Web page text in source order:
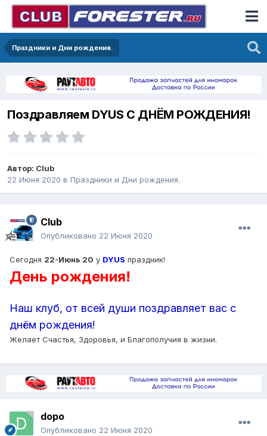
Праздники и Дни рождения.
Поздравляем DYUS С ДНЁМ РОЖДЕНИЯ!
Автор: Club
22 Июня 2020 в Праздники и Дни рождения.
Club
Опубликовано 22 Июня 2020
Сегодня 22-Июнь 20 у DYUS праздник!
День рождения!
Наш клуб, от всей души поздравляет вас с
днём рождения!
Желает Счастья, Здоровья, и Благополучия в жизни.
dopo
Опубликовано 22 Июня 2020